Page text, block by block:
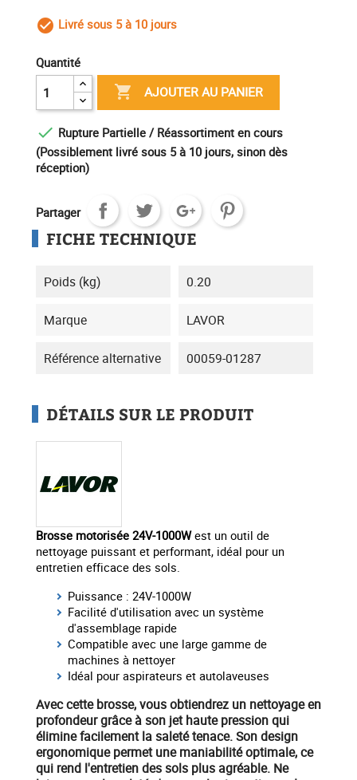
check_circle_outline
Livré sous 5 à 10 jours
Quantité
 AJOUTER AU PANIER
 Rupture Partielle / Réassortiment en cours
(Possiblement livré sous 5 à 10 jours, sinon dès
réception)
Partager
FICHE TECHNIQUE
Poids (kg) 0.20
Marque LAVOR
Référence alternative 00059-01287
DÉTAILS SUR LE PRODUIT
Brosse motorisée 24V-1000West un outil de
nettoyage puissant et performant, idéal pour un
entretien efficace des sols.
Puissance : 24V-1000W
Facilité d'utilisation avec un système
d'assemblage rapide
Compatible avec une large gamme de
machines à nettoyer
Idéal pour aspirateurs et autolaveuses
Avec cette brosse, vous obtiendrez un nettoyage en
profondeurgrâce à son jet haute pressionqui
élimine facilement la saleté tenace. Son design
ergonomique permet une maniabilité optimale, ce
qui rend l'entretien des sols plus agréable. Ne